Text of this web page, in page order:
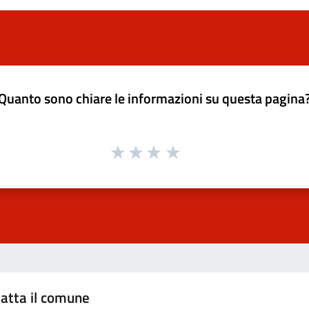
sono chiare le informazioni su questa
il comune